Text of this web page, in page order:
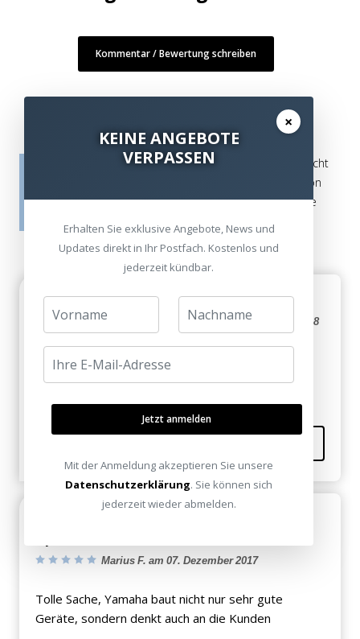
Kommentar / Bewertung schreiben
Die Bewertungen werden vor ihrer Veröffentlichung nicht
auf ihre Echtheit überprüft. Sie können daher auch von
Verbrauchern stammen, die die bewerteten Produkte
tatsächlich gar nicht erworben/genutzt haben.
Dolby vision
Matthias Abendhöfer am 24. September 2018
Dolby vision wird noch immer nich unterstützt RX
860
Marius F. am 07. Dezember 2017
Tolle Sache, Yamaha baut nicht nur sehr gute
Geräte, sondern denkt auch an die Kunden
×
KEINE ANGEBOTE
VERPASSEN
Erhalten Sie exklusive Angebote, News und
Updates direkt in Ihr Postfach. Kostenlos und
jederzeit kündbar.
Jetzt anmelden
Mit der Anmeldung akzeptieren Sie unsere
Datenschutzerklärung. Sie können sich
jederzeit wieder abmelden.